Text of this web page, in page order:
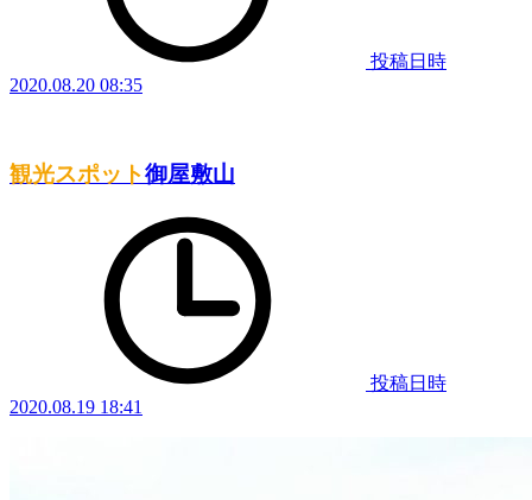
投稿日時
2020.08.20 08:35
観光スポット御屋敷山
投稿日時
2020.08.19 18:41